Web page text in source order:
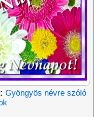
Gyöngyös névre szóló